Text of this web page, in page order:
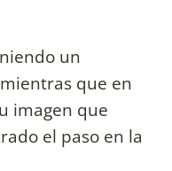
un
que en
imagen que
el paso en la